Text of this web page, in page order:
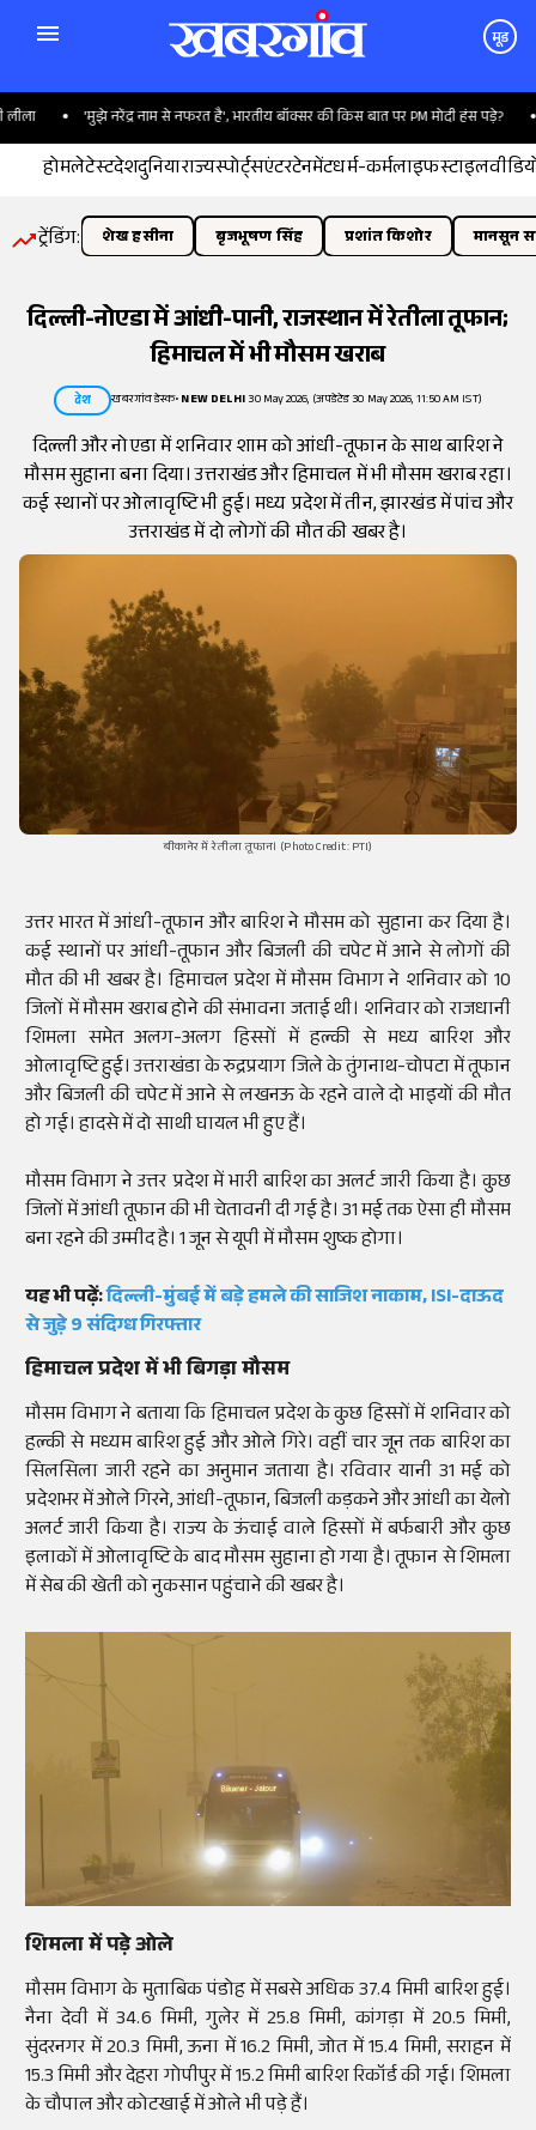
मूड
'मुझे नरेंद्र नाम से नफरत है', भारतीय बॉक्सर की किस बात पर PM मोदी हंस पड़े?
होमलेटेस्टदेशदुनियाराज्यस्पोर्ट्सएंटरटेनमेंटधर्म-कर्मलाइफस्टाइल
ट्रेंडिंग: शेख हसीना बृजभूषण सिंह प्रशांत किशोर मानसून
दिल्ली-नोएडा में आंधी-पानी, राजस्थान में रेतीला तूफान;
हिमाचल में भी मौसम खराब
देश खबरगांव डेस्क•NEW DELHI30 May 2026, (अपडेटेड 30 May 2026, 11:50 AM IST)
दिल्ली और नोएडा में शनिवार शाम को आंधी-तूफान के साथ बारिश ने
मौसम सुहाना बना दिया। उत्तराखंड और हिमाचल में भी मौसम खराब रहा।
कई स्थानों पर ओलावृष्टि भी हुई। मध्य प्रदेश में तीन, झारखंड में पांच और
उत्तराखंड में दो लोगों की मौत की खबर है।
बीकानेर में रेतीला तूफान। (Photo Credit: PTI)
उत्तर भारत में आंधी-तूफान और बारिश ने मौसम को सुहाना कर दिया है।
कई स्थानों पर आंधी-तूफान और बिजली की चपेट में आने से लोगों की
मौत की भी खबर है। हिमाचल प्रदेश में मौसम विभाग ने शनिवार को 10
जिलों में मौसम खराब होने की संभावना जताई थी। शनिवार को राजधानी
शिमला समेत अलग-अलग हिस्सों में हल्की से मध्य बारिश और
ओलावृष्टि हुई। उत्तराखंडा के रुद्रप्रयाग जिले के तुंगनाथ-चोपटा में तूफान
और बिजली की चपेट में आने से लखनऊ के रहने वाले दो भाइयों की मौत
हो गई। हादसे में दो साथी घायल भी हुए हैं।
मौसम विभाग ने उत्तर प्रदेश में भारी बारिश का अलर्ट जारी किया है। कुछ
जिलों में आंधी तूफान की भी चेतावनी दी गई है। 31 मई तक ऐसा ही मौसम
बना रहने की उम्मीद है। 1 जून से यूपी में मौसम शुष्क होगा।
यह भी पढ़ें:दिल्ली-मुंबई में बड़े हमले की साजिश नाकाम, ISI-दाऊद
से जुड़े 9 संदिग्ध गिरफ्तार
हिमाचल प्रदेश में भी बिगड़ा मौसम
मौसम विभाग ने बताया कि हिमाचल प्रदेश के कुछ हिस्सों में शनिवार को
हल्की से मध्यम बारिश हुई और ओले गिरे। वहीं चार जून तक बारिश का
सिलसिला जारी रहने का अनुमान जताया है। रविवार यानी 31 मई को
प्रदेशभर में ओले गिरने, आंधी-तूफान, बिजली कड़कने और आंधी का येलो
अलर्ट जारी किया है। राज्य के ऊंचाई वाले हिस्सों में बर्फबारी और कुछ
इलाकों में ओलावृष्टि के बाद मौसम सुहाना हो गया है। तूफान से शिमला
में सेब की खेती को नुकसान पहुंचाने की खबर है।
शिमला में पड़े ओले
मौसम विभाग के मुताबिक पंडोह में सबसे अधिक 37.4 मिमी बारिश हुई।
नैना देवी में 34.6 मिमी, गुलेर में 25.8 मिमी, कांगड़ा में 20.5 मिमी,
सुंदरनगर में 20.3 मिमी, ऊना में 16.2 मिमी, जोत में 15.4 मिमी, सराहन में
15.3 मिमी और देहरा गोपीपुर में 15.2 मिमी बारिश रिकॉर्ड की गई। शिमला
के चौपाल और कोटखाई में ओले भी पड़े हैं।